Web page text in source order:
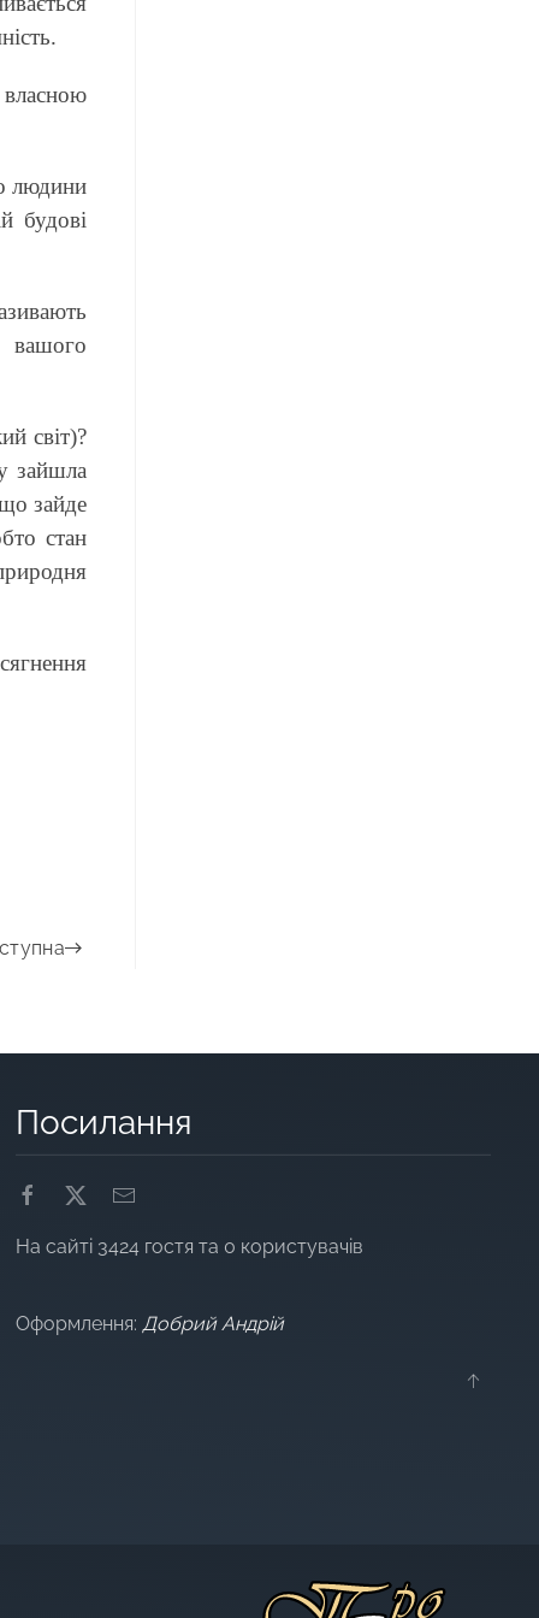
власною
людини
будові
світ)?
зайшла
зайде
стан
Посилання
На сайті 3424 гостя та 0 користувачів
Оформлення:Добрий Андрій